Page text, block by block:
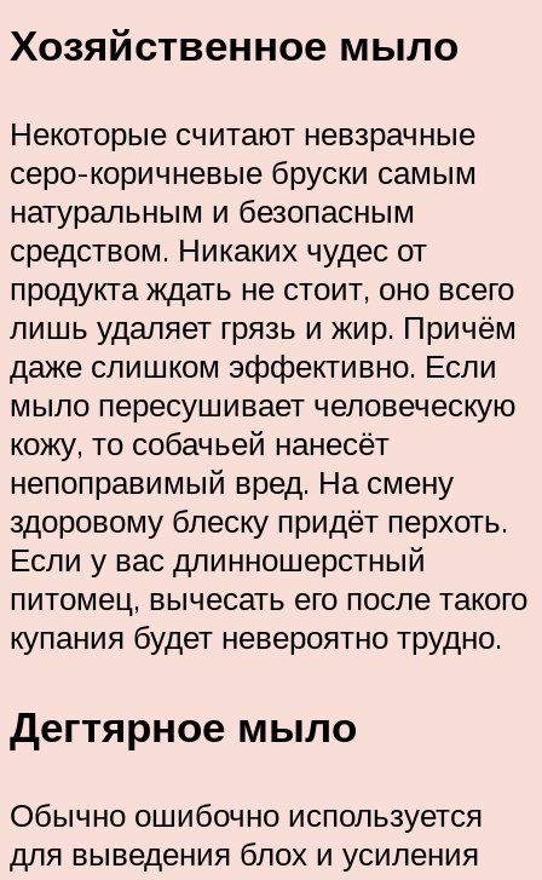
Хозяйственное мыло
Некоторые считают невзрачные
серо-коричневые бруски самым
натуральным и безопасным
средством. Никаких чудес от
продукта ждать не стоит, оно всего
лишь удаляет грязь и жир. Причём
даже слишком эффективно. Если
мыло пересушивает человеческую
кожу, то собачьей нанесёт
непоправимый вред. На смену
здоровому блеску придёт перхоть.
Если у вас длинношерстный
питомец, вычесать его после такого
купания будет невероятно трудно.
Дегтярное мыло
Обычно ошибочно используется
для выведения блох и усиления